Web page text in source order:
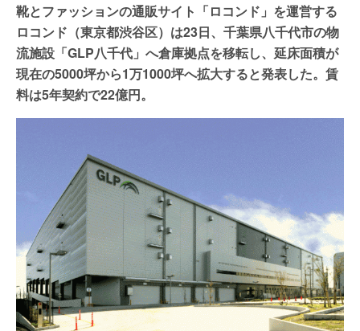
靴とファッションの通販サイト「ロコンド」を運営する
ロコンド（東京都渋谷区）は23日、千葉県八千代市の物
流施設「GLP八千代」へ倉庫拠点を移転し、延床面積が
現在の5000坪から1万1000坪へ拡大すると発表した。賃
料は5年契約で22億円。